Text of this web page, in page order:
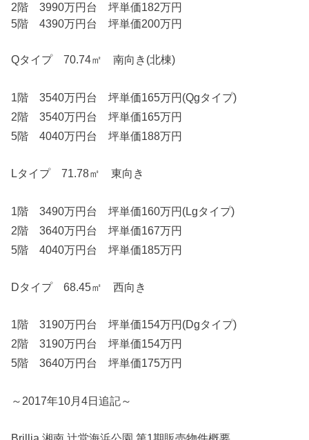
2階 3990万円台 坪単価182万円
5階 4390万円台 坪単価200万円
Qタイプ 70.74㎡ 南向き(北棟)
1階 3540万円台 坪単価165万円(Qgタイプ)
2階 3540万円台 坪単価165万円
5階 4040万円台 坪単価188万円
Lタイプ 71.78㎡ 東向き
1階 3490万円台 坪単価160万円(Lgタイプ)
2階 3640万円台 坪単価167万円
5階 4040万円台 坪単価185万円
Dタイプ 68.45㎡ 西向き
1階 3190万円台 坪単価154万円(Dgタイプ)
2階 3190万円台 坪単価154万円
5階 3640万円台 坪単価175万円
～2017年10月4日追記～